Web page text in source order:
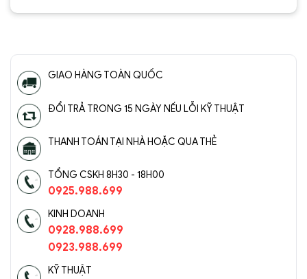
55 sao
GIAO HÀNG TOÀN QUỐC
ĐỔI TRẢ TRONG 15 NGÀY NẾU LỖI KỸ THUẬT
THANH TOÁN TẠI NHÀ HOẶC QUA THẺ
TỔNG CSKH 8H30 - 18H00
0925.988.699
KINH DOANH
0928.988.699
0923.988.699
KỸ THUẬT